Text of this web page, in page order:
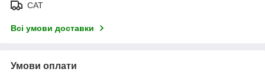
САТ
Всі умови доставки
Умови оплати